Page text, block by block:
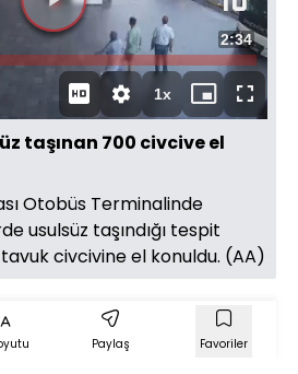
Videoyu
Oynat
Toplam
Süre
2:34
1xOynatma
Hızı
Mini
oynatıcı
Tam
Ekran
taşınan 700 civcive el
Otobüs Terminalinde
usulsüz taşındığı tespit
civcivine el konuldu. (AA)
Paylaş Favoriler